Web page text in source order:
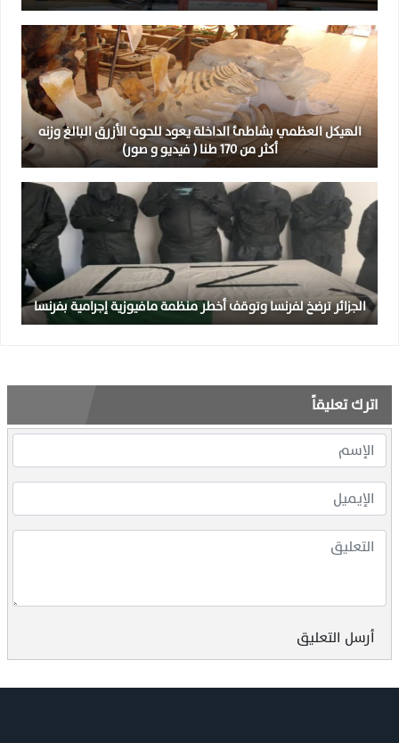
الهيكل العظمي بشاطئ الداخلة يعود للحوت الأزرق البالغ وزنه
أكثر من 170 طنا ( فيديو و صور)
الجزائر ترضخ لفرنسا وتوقف أخطر منظمة مافيوزية إجرامية بفرنسا
اترك تعليقاً
أرسل التعليق